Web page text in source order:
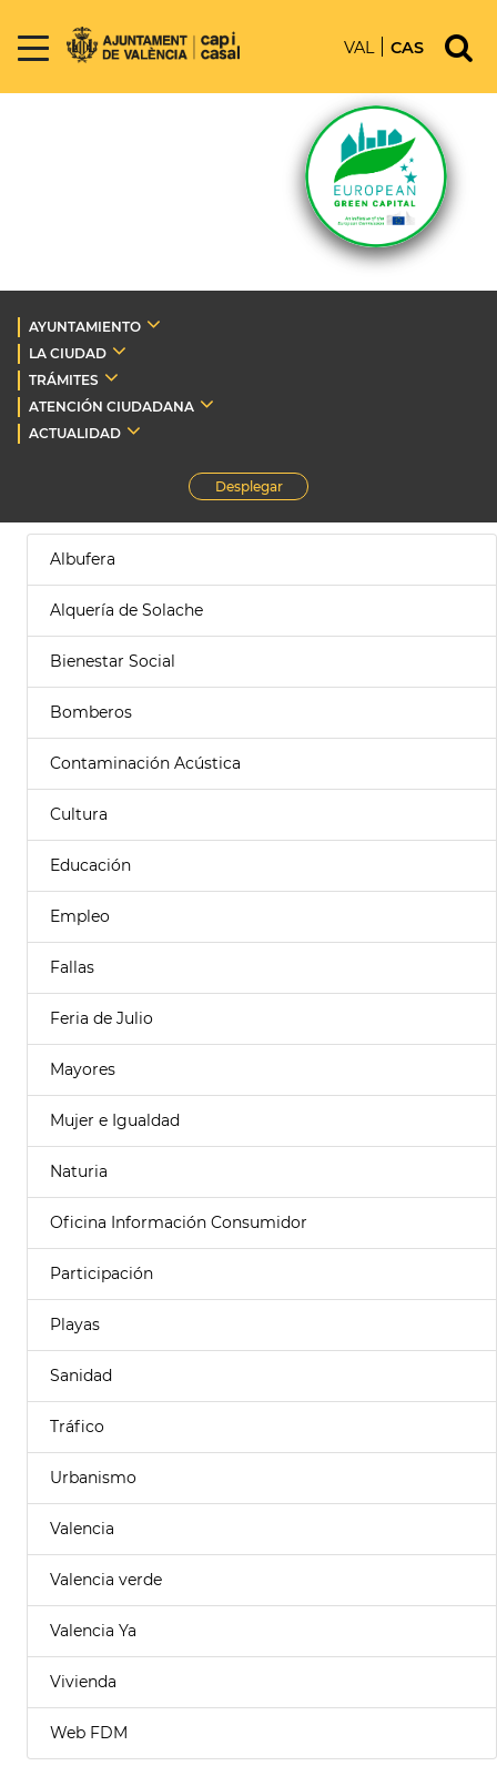
VAL CAS
AYUNTAMIENTO
LA CIUDAD
TRÁMITES
ATENCIÓN CIUDADANA
ACTUALIDAD
Desplegar
Albufera
Alquería de Solache
Bienestar Social
Bomberos
Contaminación Acústica
Cultura
Educación
Empleo
Fallas
Feria de Julio
Mayores
Mujer e Igualdad
Naturia
Oficina Información Consumidor
Participación
Playas
Sanidad
Tráfico
Urbanismo
Valencia
Valencia verde
Valencia Ya
Vivienda
Web FDM